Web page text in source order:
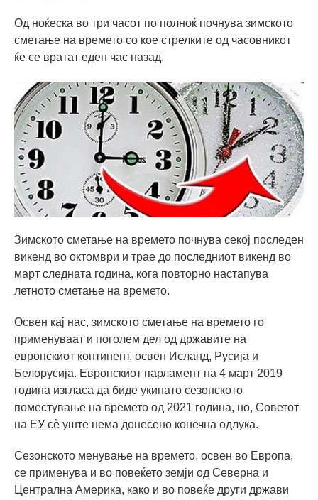
Од ноќеска во три часот по полноќ почнува зимското
сметање на времето со кое стрелките од часовникот
ќе се вратат еден час назад.
Зимското сметање на времето почнува секој последен
викенд во октомври и трае до последниот викенд во
март следната година, кога повторно настапува
летното сметање на времето.
Освен кај нас, зимското сметање на времето го
применуваат и поголем дел од државите на
европскиот континент, освен Исланд, Русија и
Белорусија. Европскиот парламент на 4 март 2019
година изгласа да биде укинато сезонското
поместување на времето од 2021 година, но, Советот
на ЕУ сè уште нема донесено конечна одлука.
Сезонското менување на времето, освен во Европа,
се применува и во повеќето земји од Северна и
Централна Америка, како и во повеќе други држави